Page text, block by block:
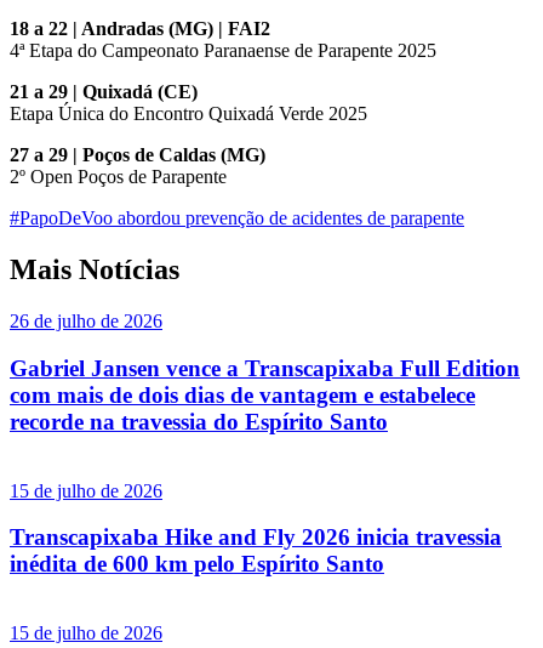
18 a 22 | Andradas (MG) | FAI2
4ª Etapa do Campeonato Paranaense de Parapente 2025
21 a 29 | Quixadá (CE)
Etapa Única do Encontro Quixadá Verde 2025
27 a 29 | Poços de Caldas (MG)
2º Open Poços de Parapente
#PapoDeVoo abordou prevenção de acidentes de parapente
Mais Notícias
26 de julho de 2026
Gabriel Jansen vence a Transcapixaba Full Edition
com mais de dois dias de vantagem e estabelece
recorde na travessia do Espírito Santo
15 de julho de 2026
Transcapixaba Hike and Fly 2026 inicia travessia
inédita de 600 km pelo Espírito Santo
15 de julho de 2026